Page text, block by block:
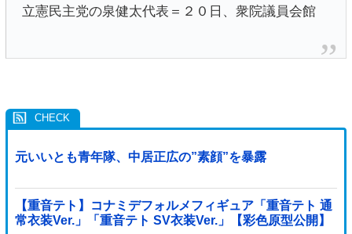
立憲民主党の泉健太代表＝２０日、衆院議員会館
元いいとも青年隊、中居正広の”素顔”を暴露
【重音テト】コナミデフォルメフィギュア「重音テト 通
常衣装Ver.」「重音テト SV衣装Ver.」【彩色原型公開】